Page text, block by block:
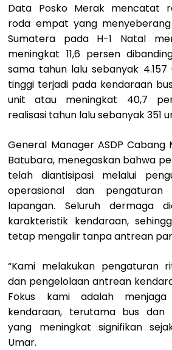
Data Posko Merak mencatat
roda empat yang
Sumatera pada H-1 Natal
meningkat 11,6 persen
sama tahun lalu sebanyak 4.157
tinggi terjadi pada kendaraan
unit atau meningkat 40,7
realisasi tahun lalu sebanyak 351
General Manager ASDP Cabang
Batubara, menegaskan bahwa
telah diantisipasi melalui
operasional dan
lapangan. Seluruh dermaga
karakteristik kendaraan,
tetap mengalir tanpa antrean
“Kami melakukan pengaturan
dan pengelolaan antrean
Fokus kami adalah
kendaraan, terutama bus dan
yang meningkat signifikan
Umar.